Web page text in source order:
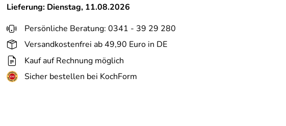
Lieferung: Dienstag, 11.08.2026
Persönliche Beratung: 0341 - 39 29 280
Versandkostenfrei ab 49,90 Euro in DE
Kauf auf Rechnung möglich
Sicher bestellen bei KochForm